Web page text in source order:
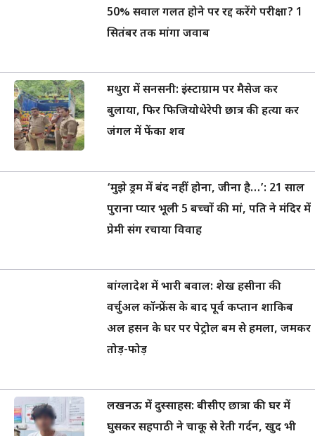
50% सवाल गलत होने पर रद्द करेंगे परीक्षा? 1
सितंबर तक मांगा जवाब
मथुरा में सनसनी: इंस्टाग्राम पर मैसेज कर
बुलाया, फिर फिजियोथेरेपी छात्र की हत्या कर
जंगल में फेंका शव
‘मुझे ड्रम में बंद नहीं होना, जीना है…’: 21 साल
पुराना प्यार भूली 5 बच्चों की मां, पति ने मंदिर में
प्रेमी संग रचाया विवाह
बांग्लादेश में भारी बवाल: शेख हसीना की
वर्चुअल कॉन्फ्रेंस के बाद पूर्व कप्तान शाकिब
अल हसन के घर पर पेट्रोल बम से हमला, जमकर
तोड़-फोड़
लखनऊ में दुस्साहस: बीसीए छात्रा की घर में
घुसकर सहपाठी ने चाकू से रेती गर्दन, खुद भी